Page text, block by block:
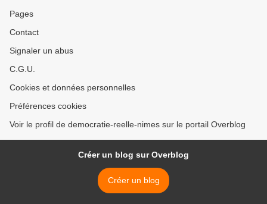
Pages
Contact
Signaler un abus
C.G.U.
Cookies et données personnelles
Préférences cookies
Voir le profil de democratie-reelle-nimes sur le portail Overblog
Créer un blog sur Overblog
Créer un blog